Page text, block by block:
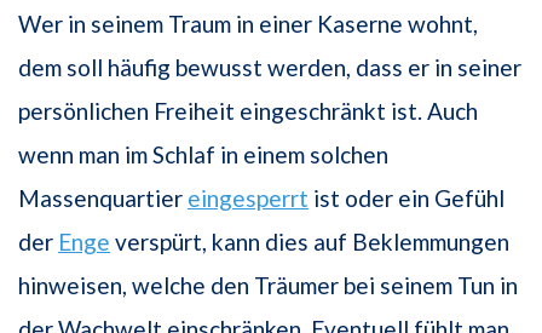
Wer in seinem Traum in einer Kaserne wohnt,
dem soll häufig bewusst werden, dass er in seiner
persönlichen Freiheit eingeschränkt ist. Auch
wenn man im Schlaf in einem solchen
Massenquartier eingesperrt ist oder ein Gefühl
der Enge verspürt, kann dies auf Beklemmungen
hinweisen, welche den Träumer bei seinem Tun in